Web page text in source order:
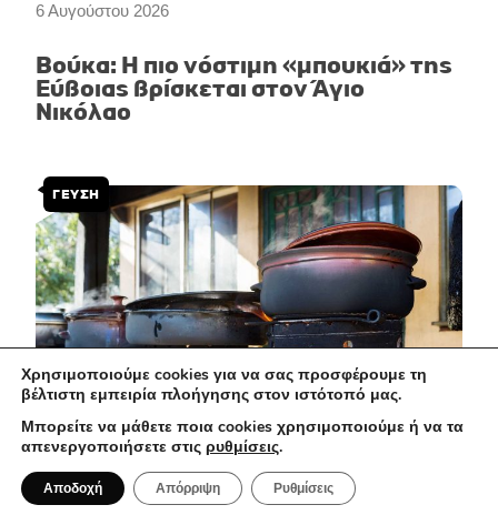
6 Αυγούστου 2026
Βούκα: Η πιο νόστιμη «μπουκιά» της
Εύβοιας βρίσκεται στον Άγιο
Νικόλαο
6 Αυγούστου 2026
ΓΕΥΣΗ
Χρησιμοποιούμε cookies για να σας προσφέρουμε τη
βέλτιστη εμπειρία πλοήγησης στον ιστότοπό μας.
Μπορείτε να μάθετε ποια cookies χρησιμοποιούμε ή να τα
απενεργοποιήσετε στις ρυθμίσεις.
Αποδοχή Απόρριψη Ρυθμίσεις